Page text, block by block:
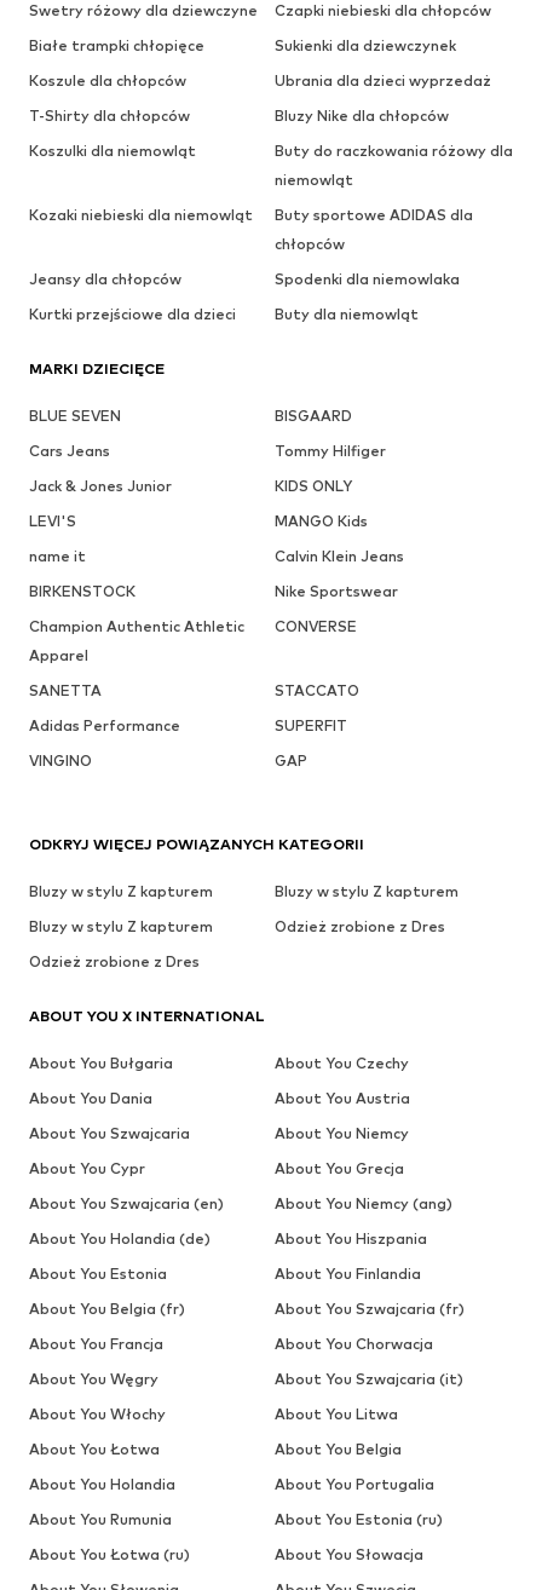
Swetry różowy dla dziewczyne
Czapki niebieski dla chłopców
Białe trampki chłopięce
Sukienki dla dziewczynek
Koszule dla chłopców
Ubrania dla dzieci wyprzedaż
T-Shirty dla chłopców
Bluzy Nike dla chłopców
Koszulki dla niemowląt
Buty do raczkowania różowy dla
niemowląt
Kozaki niebieski dla niemowląt
Buty sportowe ADIDAS dla
chłopców
Jeansy dla chłopców
Spodenki dla niemowlaka
Kurtki przejściowe dla dzieci
Buty dla niemowląt
MARKI DZIECIĘCE
BLUE SEVEN
BISGAARD
Cars Jeans
Tommy Hilfiger
Jack & Jones Junior
KIDS ONLY
LEVI'S
MANGO Kids
name it
Calvin Klein Jeans
BIRKENSTOCK
Nike Sportswear
Champion Authentic Athletic
Apparel
CONVERSE
SANETTA
STACCATO
Adidas Performance
SUPERFIT
VINGINO
GAP
ODKRYJ WIĘCEJ POWIĄZANYCH KATEGORII
Bluzy w stylu Z kapturem
Bluzy w stylu Z kapturem
Bluzy w stylu Z kapturem
Odzież zrobione z Dres
Odzież zrobione z Dres
ABOUT YOU X INTERNATIONAL
About You Bułgaria
About You Czechy
About You Dania
About You Austria
About You Szwajcaria
About You Niemcy
About You Cypr
About You Grecja
About You Szwajcaria (en)
About You Niemcy (ang)
About You Holandia (de)
About You Hiszpania
About You Estonia
About You Finlandia
About You Belgia (fr)
About You Szwajcaria (fr)
About You Francja
About You Chorwacja
About You Węgry
About You Szwajcaria (it)
About You Włochy
About You Litwa
About You Łotwa
About You Belgia
About You Holandia
About You Portugalia
About You Rumunia
About You Estonia (ru)
About You Łotwa (ru)
About You Słowacja